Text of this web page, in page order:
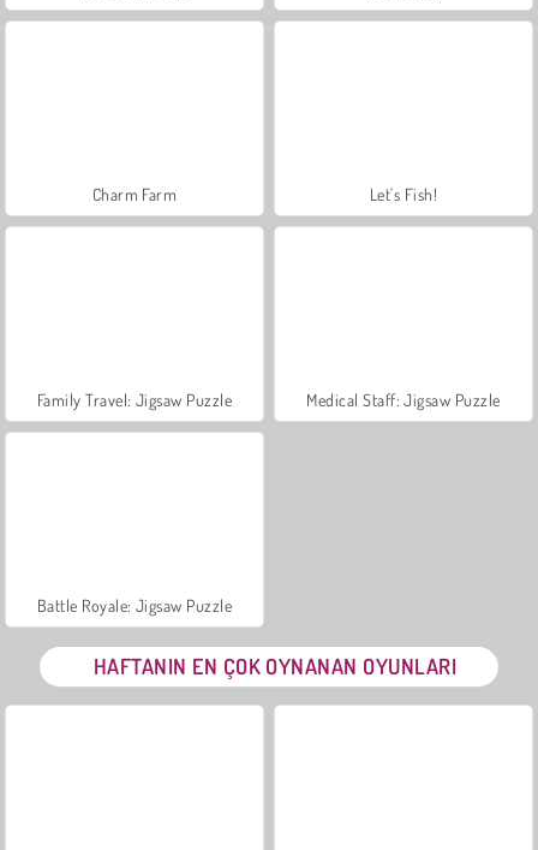
Charm Farm Let's Fish!
Family Travel: Jigsaw Puzzle Medical Staff: Jigsaw Puzzle
Battle Royale: Jigsaw Puzzle
HAFTANIN EN ÇOK OYNANAN OYUNLARI